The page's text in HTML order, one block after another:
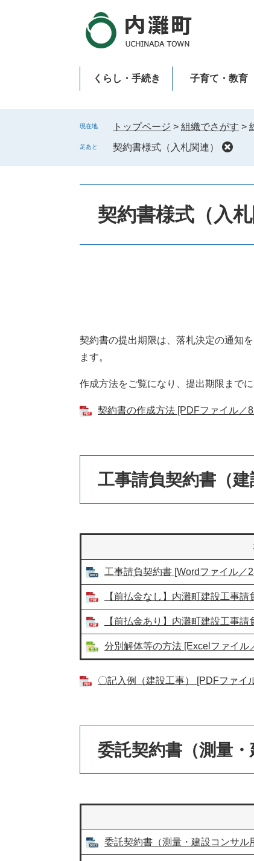
す
し
へ
くらし・手続き 子育て・教育
現在地 トップページ > 組織でさがす >
足あと 契約書様式（入札関連）
契約書様式（入札
文
契約書の提出期限は、落札決定の通知
ます。
作成方法をご覧になり、提出期限まで
契約書の作成方法 [PDFファイル／
工事請負契約書（建
工事請負契約書 [Wordファイル／
【前払金なし】内灘町建設工事
【前払金あり】内灘町建設工事
分別解体等の方法 [Excelファイル
〇記入例（建設工事） [PDFファイ
委託契約書（測量・
委託契約書（測量・建設コンサル